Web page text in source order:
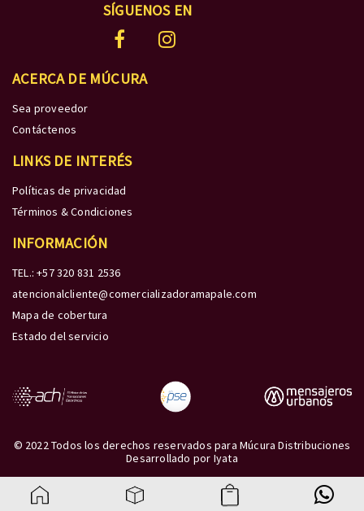
SÍGUENOS EN
ACERCA DE MÚCURA
Sea proveedor
Contáctenos
LINKS DE INTERÉS
Políticas de privacidad
Términos & Condiciones
INFORMACIÓN
TEL.: +57 320 831 2536
atencionalcliente@comercializadoramapale.com
Mapa de cobertura
Estado del servicio
© 2022 Todos los derechos reservados para Múcura Distribuciones
Desarrollado por Iyata